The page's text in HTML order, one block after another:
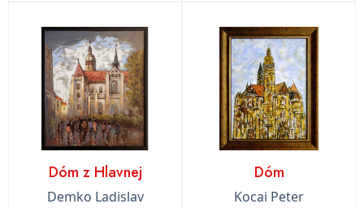
Dóm z Hlavnej
Demko Ladislav
Dóm
Kocai Peter